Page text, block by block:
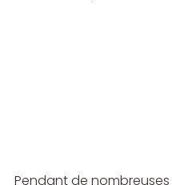
Pendant de nombreuses